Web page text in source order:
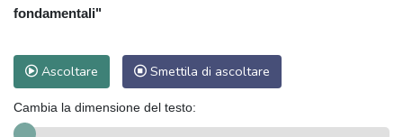
fondamentali"
Ascoltare Smettila di ascoltare
Cambia la dimensione del testo: